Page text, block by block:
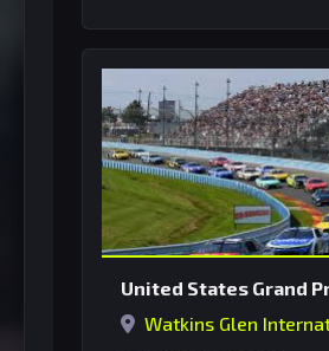
United States Grand
Watkins Glen